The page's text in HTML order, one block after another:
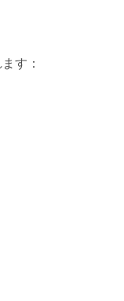
す：